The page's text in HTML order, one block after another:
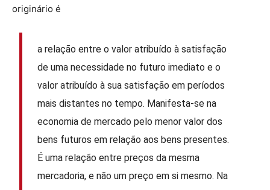
originário é
a relação entre o valor atribuído à satisfação
de uma necessidade no futuro imediato e o
valor atribuído à sua satisfação em períodos
mais distantes no tempo. Manifesta-se na
economia de mercado pelo menor valor dos
bens futuros em relação aos bens presentes.
É uma relação entre preços da mesma
mercadoria, e não um preço em si mesmo. Na